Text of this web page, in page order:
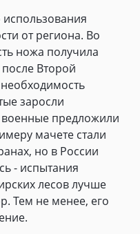
от региона. Во
ножа получила
Второй
заросли
военные предложили
мачете стали
но в России
- испытания
лесов лучше
Тем не менее, его